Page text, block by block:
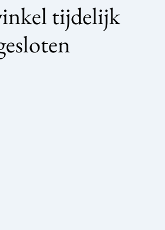
tijdelijk